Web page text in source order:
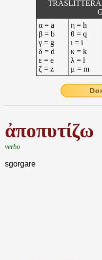
α = a
β = b
γ = g
δ = d
ε = e
ζ = z
η = h
θ = q
ι = i
κ = k
λ = l
μ = m
ἀποπυτίζω
verbo
sgorgare